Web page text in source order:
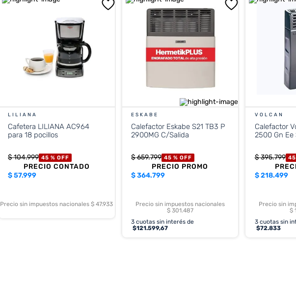
LILIANA
Cafetera LILIANA AC964
para 18 pocillos
$104.999 45 % OFF
PRECIO CONTADO
$57.999
Precio sin impuestos nacionales $ 47.933
ESKABE
Calefactor Eskabe S21 TB3 P
2900MG C/Salida
$659.799 45 % OFF
PRECIO PROMO
$364.799
Precio sin impuestos nacionales
$ 301.487
3 cuotas sin interés de
$121.599,67
VOLCAN
Calefactor
2500 Gn Ee
$395.799 45
$218.499
Precio sin
$
3cuotas sin
$72.833